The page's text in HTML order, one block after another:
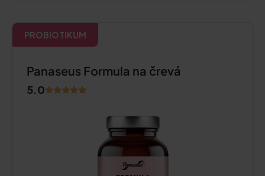
PROBIOTIKUM
Panaseus Formula na črevá
5.0